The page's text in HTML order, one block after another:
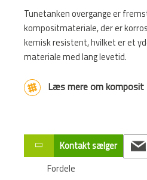
Tunetanken overgange er
kompositmateriale, der er
kemisk resistent, hvilket er et
materiale med lang levetid.
Læs mere om komposit
Kontakt sælger
Fordele